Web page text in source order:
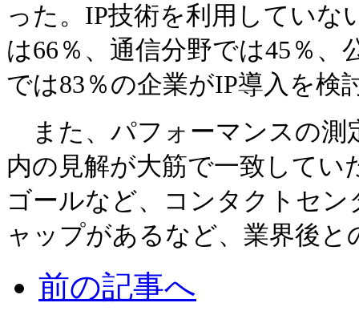
った。IP技術を利用していな
は66％、通信分野では45％
では83％の企業がIP導入を検
また、パフォーマンスの測
内の見解が大筋で一致して
ゴールなど、コンタクトセ
ャップがあるなど、業界後
前の記事へ